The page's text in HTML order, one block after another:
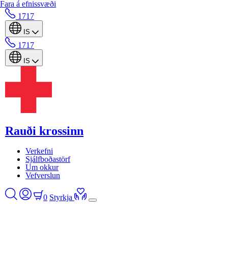
Fara á efnissvæði
1717
IS
1717
IS
Rauði krossinn
Verkefni
Sjálfboðastörf
Um okkur
Vefverslun
0 Styrkja